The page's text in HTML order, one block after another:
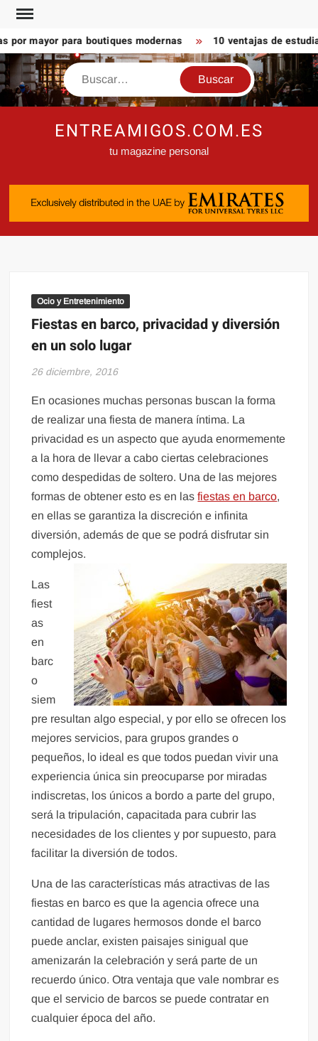
Saltar
contenido
mayor para boutiques modernas 10 ventajas de
Buscar
ENTREAMIGOS.COM.ES
tu magazine personal
Ocio y Entretenimiento
Fiestas en barco, privacidad y diversión
en un solo lugar
26 diciembre, 2016
En ocasiones muchas personas buscan la forma
de realizar una fiesta de manera íntima. La
privacidad es un aspecto que ayuda enormemente
a la hora de llevar a cabo ciertas celebraciones
como despedidas de soltero. Una de las mejores
formas de obtener esto es en lasfiestas en barco,
en ellas se garantiza la discreción e infinita
diversión, además de que se podrá disfrutar sin
complejos.
Las
fiest
as
en
barc
o
siem
pre resultan algo especial, y por ello se ofrecen los
mejores servicios, para grupos grandes o
pequeños, lo ideal es que todos puedan vivir una
experiencia única sin preocuparse por miradas
indiscretas, los únicos a bordo a parte del grupo,
será la tripulación, capacitada para cubrir las
necesidades de los clientes y por supuesto, para
facilitar la diversión de todos.
Una de las características más atractivas de las
fiestas en barco es que la agencia ofrece una
cantidad de lugares hermosos donde el barco
puede anclar, existen paisajes sinigual que
amenizarán la celebración y será parte de un
recuerdo único. Otra ventaja que vale nombrar es
que el servicio de barcos se puede contratar en
cualquier época del año.